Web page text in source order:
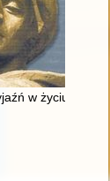
w życiu